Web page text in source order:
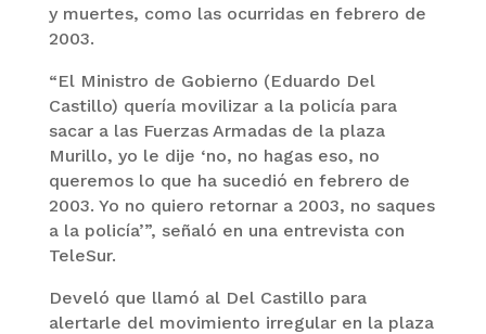
y muertes, como las ocurridas en febrero de
2003.
“El Ministro de Gobierno (Eduardo Del
Castillo) quería movilizar a la policía para
sacar a las Fuerzas Armadas de la plaza
Murillo, yo le dije ‘no, no hagas eso, no
queremos lo que ha sucedió en febrero de
2003. Yo no quiero retornar a 2003, no saques
a la policía’”, señaló en una entrevista con
TeleSur.
Develó que llamó al Del Castillo para
alertarle del movimiento irregular en la plaza